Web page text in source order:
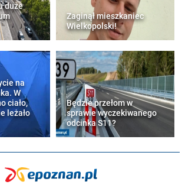
duże
Zaginął mieszkaniec
Wielkopolski!
na
W
ciało,
leżało
Będzie przełom w
sprawie wyczekiwanego
odcinka S11?